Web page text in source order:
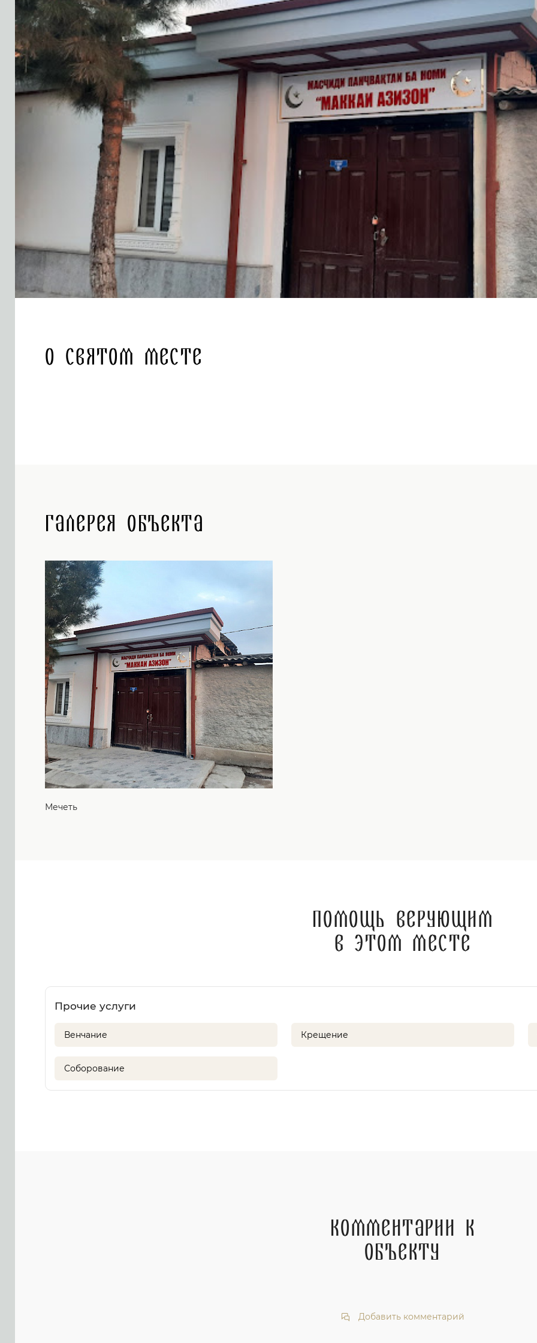
О святом месте
Галерея объекта
Мечеть
Помощь верующим
в этом месте
Прочие услуги
Венчание Крещение
Соборование
Комментарии к
объекту
Добавить комментарий